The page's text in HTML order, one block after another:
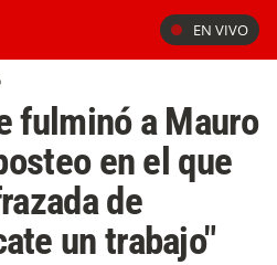
EN VIVO
fulminó a Mauro
en el que
de
un trabajo"